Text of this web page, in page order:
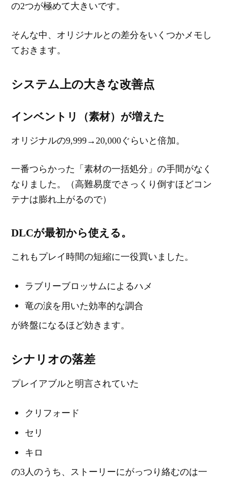
の2つが極めて大きいです。
そんな中、オリジナルとの差分をいくつかメモし
ておきます。
システム上の大きな改善点
インベントリ（素材）が増えた
オリジナルの9,999→20,000ぐらいと倍加。
一番つらかった「素材の一括処分」の手間がなく
なりました。（高難易度でさっくり倒すほどコン
テナは膨れ上がるので）
DLCが最初から使える。
これもプレイ時間の短縮に一役買いました。
ラブリーブロッサムによるハメ
竜の涙を用いた効率的な調合
が終盤になるほど効きます。
シナリオの落差
プレイアブルと明言されていた
クリフォード
セリ
キロ
の3人のうち、ストーリーにがっつり絡むのは一